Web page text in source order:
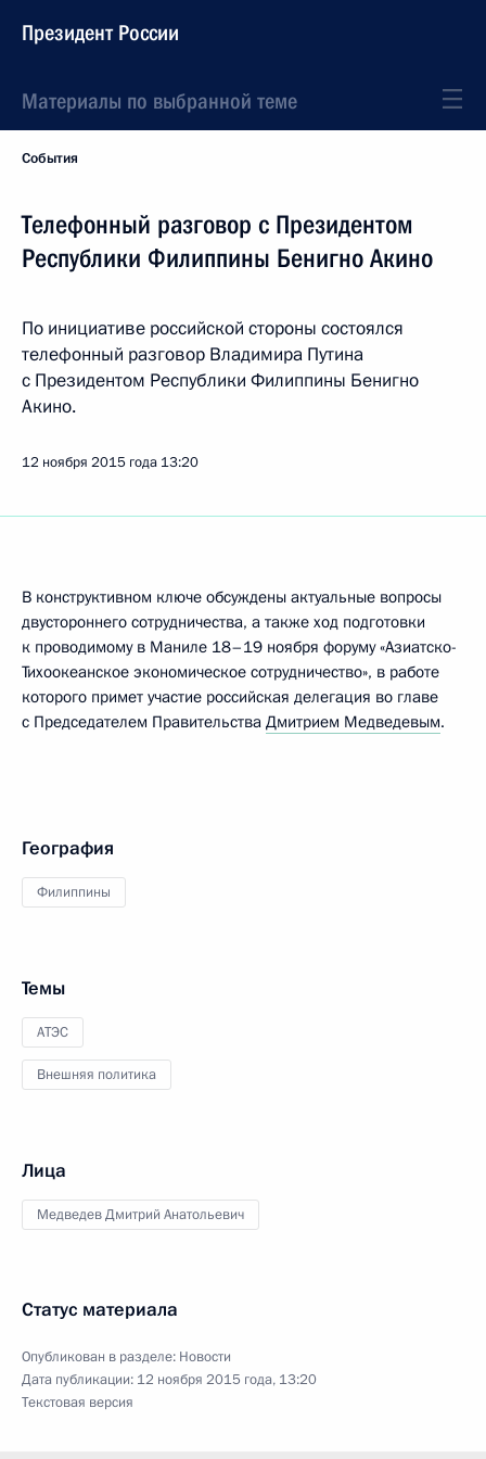
Президент России
Материалы по выбранной теме
События
Телефонный разговор с Президентом
Республики Филиппины Бенигно Акино
По инициативе российской стороны состоялся
телефонный разговор Владимира Путина
с Президентом Республики Филиппины Бенигно
Акино.
12 ноября 2015 года 13:20
В конструктивном ключе обсуждены актуальные вопросы
двустороннего сотрудничества, а также ход подготовки
к проводимому в Маниле 18–19 ноября форуму «Азиатско-
Тихоокеанское экономическое сотрудничество», в работе
которого примет участие российская делегация во главе
с Председателем Правительства Дмитрием Медведевым.
География
Филиппины
Темы
АТЭС
Внешняя политика
Лица
Медведев Дмитрий Анатольевич
Статус материала
Опубликован в разделе: Новости
Дата публикации: 12 ноября 2015 года, 13:20
Текстовая версия